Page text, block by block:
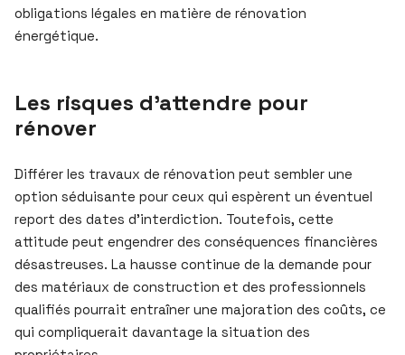
obligations légales en matière de rénovation
énergétique.
Les risques d’attendre pour
rénover
Différer les travaux de rénovation peut sembler une
option séduisante pour ceux qui espèrent un éventuel
report des dates d’interdiction. Toutefois, cette
attitude peut engendrer des conséquences financières
désastreuses. La hausse continue de la demande pour
des matériaux de construction et des professionnels
qualifiés pourrait entraîner une majoration des coûts, ce
qui compliquerait davantage la situation des